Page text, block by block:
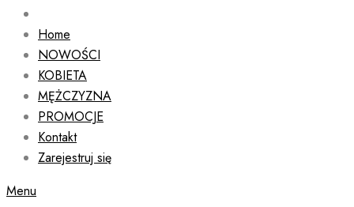
Home
NOWOŚCI
KOBIETA
MĘŻCZYZNA
PROMOCJE
Kontakt
Zarejestruj się
Menu